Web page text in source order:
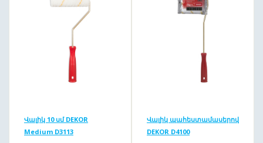
Վալիկ 10 սմ DEKOR
Medium D3113
Վալիկ պահեստամասերով
DEKOR D4100